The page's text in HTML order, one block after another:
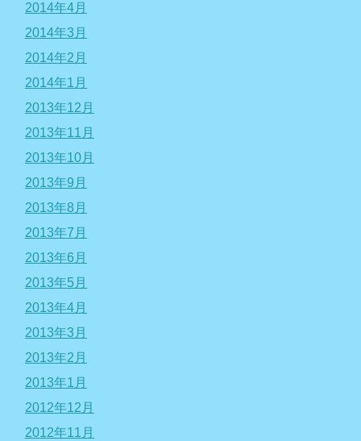
2014年4月
2014年3月
2014年2月
2014年1月
2013年12月
2013年11月
2013年10月
2013年9月
2013年8月
2013年7月
2013年6月
2013年5月
2013年4月
2013年3月
2013年2月
2013年1月
2012年12月
2012年11月